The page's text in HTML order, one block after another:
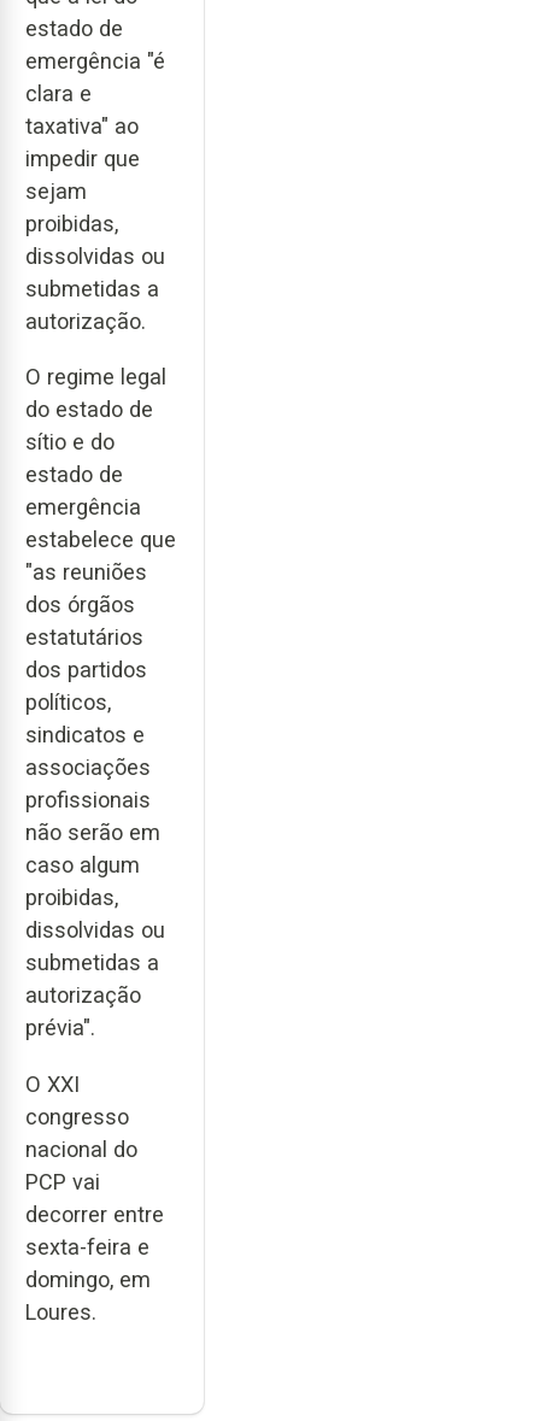
estado de
emergência "é
clara e
taxativa" ao
impedir que
sejam
proibidas,
dissolvidas ou
submetidas a
autorização.
O regime legal
do estado de
sítio e do
estado de
emergência
estabelece que
"as reuniões
dos órgãos
estatutários
dos partidos
políticos,
sindicatos e
associações
profissionais
não serão em
caso algum
proibidas,
dissolvidas ou
submetidas a
autorização
prévia".
O XXI
congresso
nacional do
PCP vai
decorrer entre
sexta-feira e
domingo, em
Loures.